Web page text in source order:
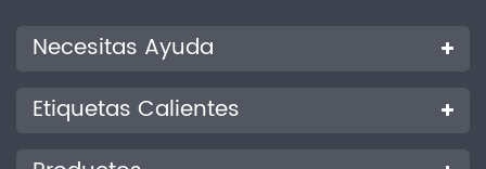
Necesitas Ayuda
Etiquetas Calientes